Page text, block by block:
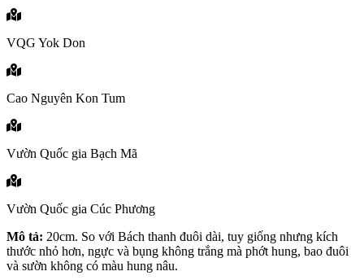
VQG Yok Don
Cao Nguyên Kon Tum
Vườn Quốc gia Bạch Mã
Vườn Quốc gia Cúc Phương
Mô tả: 20cm. So với Bách thanh đuôi dài, tuy giống nhưng kích
thước nhỏ hơn, ngực và bụng không trắng mà phớt hung, bao đuôi
và sườn không có màu hung nâu.